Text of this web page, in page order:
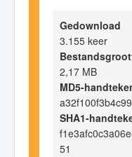
Gedownload
3.155 keer
2,17 MB
MD5-
SHA1-
51